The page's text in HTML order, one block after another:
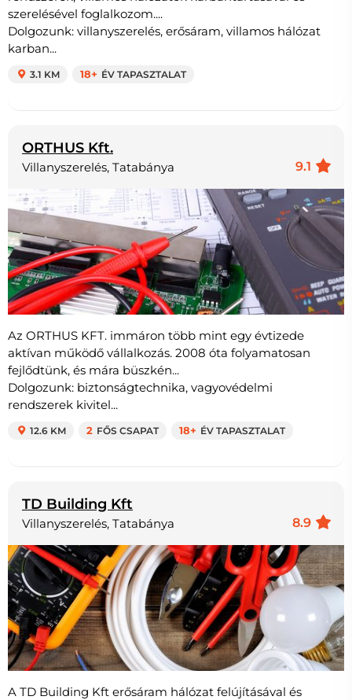
szerelésével foglalkozom....
Dolgozunk: villanyszerelés, erősáram, villamos hálózat
karban...
3.1 KM 18+ ÉV TAPASZTALAT
ORTHUS Kft.
9.1
Villanyszerelés, Tatabánya
Az ORTHUS KFT. immáron több mint egy évtizede
aktívan működő vállalkozás. 2008 óta folyamatosan
fejlődtünk, és mára büszkén...
Dolgozunk: biztonságtechnika, vagyovédelmi
rendszerek kivitel...
12.6 KM 2 FŐS CSAPAT 18+ ÉV TAPASZTALAT
TD Building Kft
8.9
Villanyszerelés, Tatabánya
A TD Building Kft erősáram hálózat felújításával és